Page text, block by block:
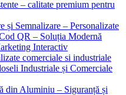
– calitate premium pentru
și Semnalizare – Personalizate
QR – Soluția Modernă
Interactiv
comerciale si industriale
Industriale și Comerciale
din Aluminiu – Siguranță și